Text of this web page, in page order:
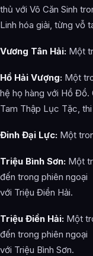
thủ với Vô Căn Sinh
Linh hóa giải, từng vỗ
Vương Tân Hải: Một
Hồ Hải Vượng: Một
hệ họ hàng với Hồ
Tam Thập Lục Tặc,
Đinh Đại Lực: Một
Triệu Bình Sơn: Một
đến trong phiên ngoại
với Triệu Điền Hải.
Triệu Điền Hải: Một
đến trong phiên ngoại
với Triệu Bình Sơn.